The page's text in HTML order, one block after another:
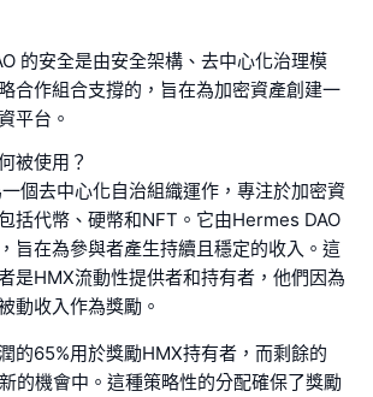
的安全是由安全架構、去中心化治理模
合作組合支撐的，旨在為加密資產創建一
平台。
被使用？
個去中心化自治組織運作，專注於加密資
括代幣、硬幣和NFT。它由Hermes DAO
旨在為參與者產生持續且穩定的收入。這
是HMX流動性提供者和持有者，他們因為
動收入作為獎勵。
的65%用於獎勵HMX持有者，而剩餘的
的機會中。這種策略性的分配確保了獎勵